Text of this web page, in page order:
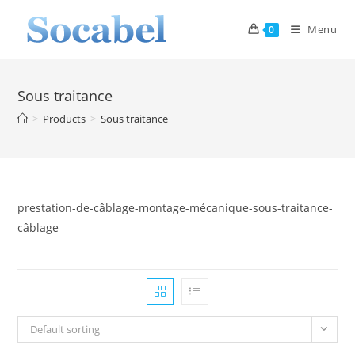
0 Menu
Sous traitance
> Products > Sous traitance
prestation-de-câblage-montage-mécanique-sous-traitance-
câblage
Default sorting